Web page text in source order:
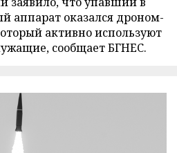
аппарат оказался дроном-
активно используют
сообщает БГНЕС.